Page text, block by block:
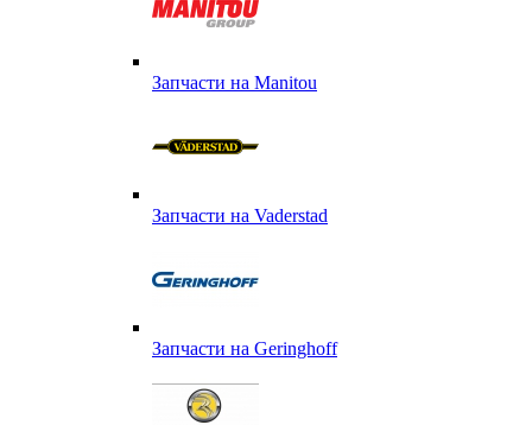
Запчасти на Manitou
Запчасти на Vaderstad
Запчасти на Geringhoff